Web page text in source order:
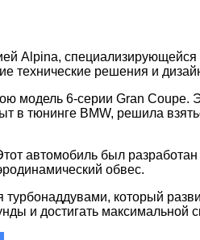
Alpina,
технические решения и
модель 6-серии Gran
в тюнинге BMW, решила
автомобиль был
обвес.
который
и достигать максимальной